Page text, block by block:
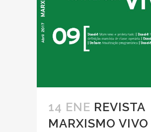
14 ENE REVISTA
MARXISMO VIVO